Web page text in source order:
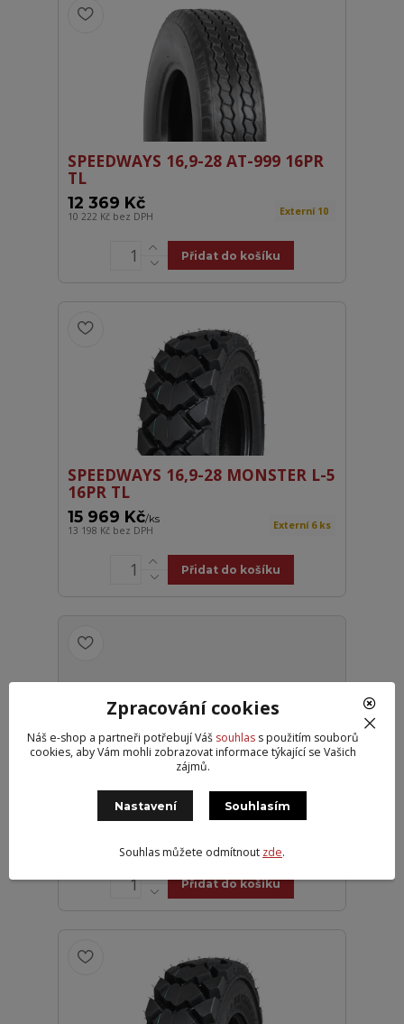
SPEEDWAYS 16,9-28 AT-999 16PR
TL
12 369 Kč
10 222 Kč bez DPH Externí 10
Přidat do košíku
SPEEDWAYS 16,9-28 MONSTER L-5
16PR TL
15 969 Kč/ks
13 198 Kč bez DPH Externí 6 ks
Přidat do košíku
SPEEDWAYS 23,1-26 SW-333 16PR
bez DPH
Přidat do košíku
Zpracování cookies
Náš e-shop a partneři potřebují Váš souhlass použitím souborů
cookies, aby Vám mohli zobrazovat informace týkající se Vašich
zájmů.
Nastavení Souhlasím
Souhlas můžete odmítnout zde.